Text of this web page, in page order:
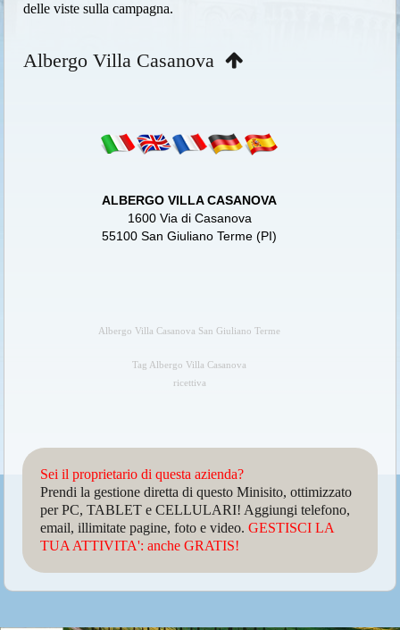
delle viste sulla campagna.
Albergo Villa Casanova
ALBERGO VILLA CASANOVA
1600 Via di Casanova
55100 San Giuliano Terme (PI)
Albergo Villa Casanova San Giuliano Terme
Tag Albergo Villa Casanova
ricettiva
Sei il proprietario di questa azienda?
Prendi la gestione diretta di questo Minisito, ottimizzato
per PC, TABLET e CELLULARI! Aggiungi telefono,
email, illimitate pagine, foto e video.GESTISCI LA
TUA ATTIVITA': anche GRATIS!